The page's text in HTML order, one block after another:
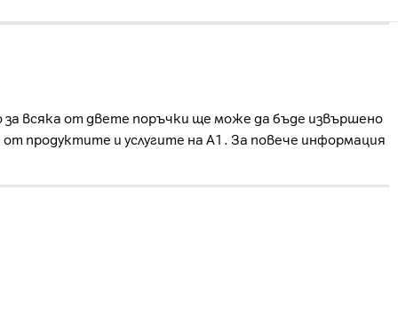
всяка от двете поръчки ще може да бъде извършено
продуктите и услугите на А1. За повече информация